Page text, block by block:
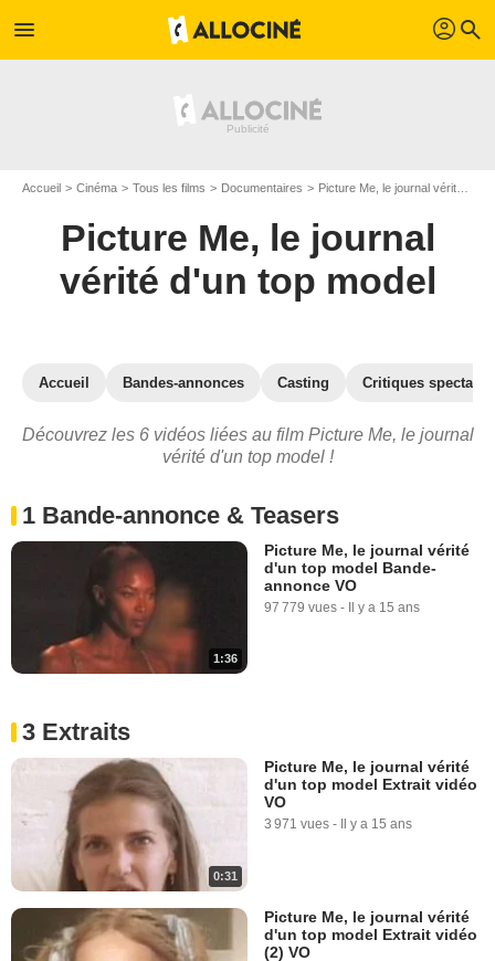
menu profil search
Accueil Cinéma Tous les films Documentaires Picture Me, le journal vérité d'un top model
Picture Me, le journal
vérité d'un top model
Accueil Bandes-annonces Casting Critiques
Découvrez les 6 vidéos liées au film Picture Me, le journal
vérité d'un top model !
1 Bande-annonce & Teasers
1:36
Picture Me, le journal vérité
d'un top model Bande-
annonce VO
97 779 vues - Il y a 15 ans
3 Extraits
0:31
Picture Me, le journal vérité
d'un top model Extrait vidéo
VO
3 971 vues - Il y a 15 ans
Picture Me, le journal vérité
d'un top model Extrait vidéo
(2) VO